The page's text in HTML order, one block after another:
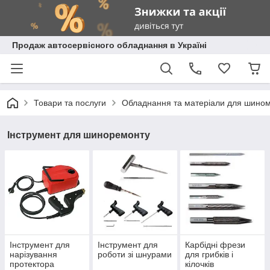
Продаж автосервісного обладнання в Україні
Товари та послуги Обладнання та матеріали для
Інструмент для шиноремонту
Інструмент для
нарізування
протектора
Інструмент для
роботи зі шнурами
Карбідні фрези
для грибків і
кілочків